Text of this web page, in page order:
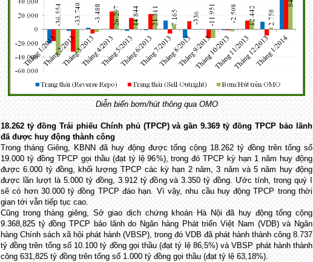
Diễn biến bơm/hút thông qua OMO
18.262 tỷ đồng Trái phiếu Chính phủ (TPCP) và gần 9.369 tỷ đồng TPCP bảo lãnh
đã được huy động thành công
Trong tháng Giêng, KBNN đã huy động được tổng cộng 18.262 tỷ đồng trên tổng số
19.000 tỷ đồng TPCP gọi thầu (đạt tỷ lệ 96%), trong đó TPCP kỳ hạn 1 năm huy động
được 6.000 tỷ đồng, khối lượng TPCP các kỳ hạn 2 năm, 3 năm và 5 năm huy động
được lần lượt là 5.000 tỷ đồng, 3.912 tỷ đồng và 3.350 tỷ đồng. Ước tính, trong quý I
sẽ có hơn 30.000 tỷ đồng TPCP đáo hạn. Vì vậy, nhu cầu huy động TPCP trong thời
gian tới vẫn tiếp tục cao.
Cũng trong tháng giêng, Sở giao dịch chứng khoán Hà Nội đã huy động tổng cộng
9.368,825 tỷ đồng TPCP bảo lãnh do Ngân hàng Phát triển Việt Nam (VDB) và Ngân
hàng Chính sách xã hội phát hành (VBSP), trong đó VDB đã phát hành thành công 8.737
tỷ đồng trên tổng số 10.100 tỷ đồng gọi thầu (đạt tỷ lệ 86,5%) và VBSP phát hành thành
công 631,825 tỷ đồng trên tổng số 1.000 tỷ đồng gọi thầu (đạt tỷ lệ 63,18%).